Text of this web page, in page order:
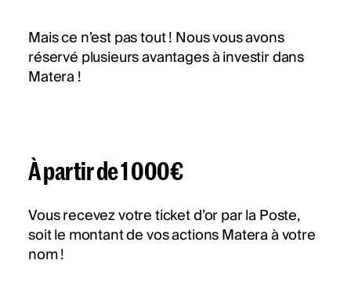
Mais ce n’est pas tout ! Nous vous avons
réservé plusieurs avantages à investir dans
Matera !
À partir de 1 000€
Vous recevez votre ticket d’or par la Poste,
soit le montant de vos actions Matera à votre
nom !